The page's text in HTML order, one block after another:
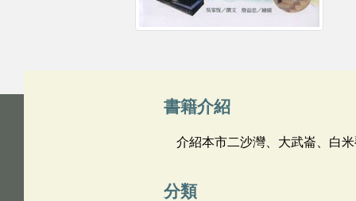
書籍介紹
介紹本市二沙灣、大武崙、白
分類